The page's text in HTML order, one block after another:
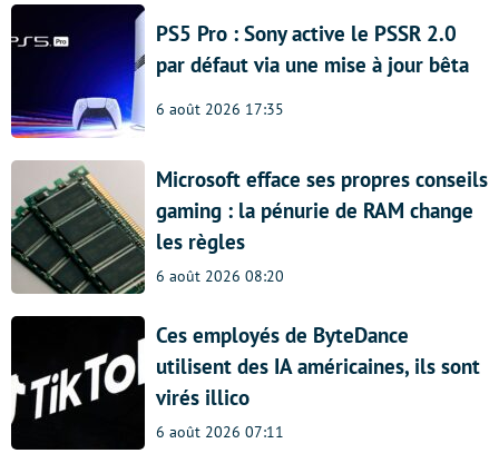
PS5 Pro : Sony active le PSSR 2.0
par défaut via une mise à jour bêta
6 août 2026 17:35
Microsoft efface ses propres conseils
gaming : la pénurie de RAM change
les règles
6 août 2026 08:20
Ces employés de ByteDance
utilisent des IA américaines, ils sont
virés illico
6 août 2026 07:11